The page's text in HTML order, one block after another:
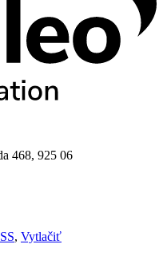
468, 925 06
, Vytlačiť